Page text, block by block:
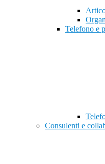
Telefono e
Consulenti e